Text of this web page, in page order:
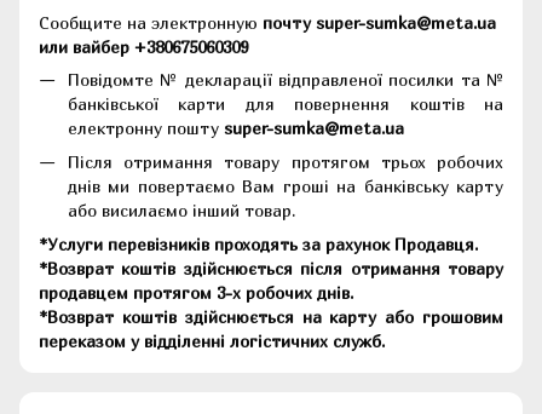
Сообщите на электронную почту super-sumka@meta.ua
или вайбер +380675060309
Повідомте № декларації відправленої посилки та №
банківської карти для повернення коштів на
електронну пошту super-sumka@meta.ua
Після отримання товару протягом трьох робочих
днів ми повертаємо Вам гроші на банківську карту
або висилаємо інший товар.
*Услуги перевізників проходять за рахунок Продавця.
*Возврат коштів здійснюється після отримання товару
продавцем протягом 3-х робочих днів.
*Возврат коштів здійснюється на карту або грошовим
переказом у відділенні логістичних служб.